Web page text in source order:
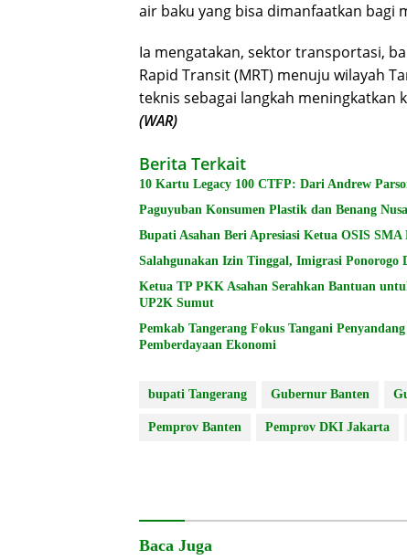
air baku yang bisa dimanfaatkan bagi
Ia mengatakan, sektor transportasi,
Rapid Transit (MRT) menuju wilayah
teknis sebagai langkah
(WAR)
Berita Terkait
10 Kartu Legacy 100 CTFP: Dari Andrew
Paguyuban Konsumen Plastik dan Benang
Bupati Asahan Beri Apresiasi Ketua OSIS
Salahgunakan Izin Tinggal, Imigrasi Ponorogo
Ketua TP PKK Asahan Serahkan Bantuan
UP2K Sumut
Pemkab Tangerang Fokus Tangani
Pemberdayaan Ekonomi
bupati Tangerang Gubernur Banten
Pemprov Banten Pemprov DKI Jakarta
Baca Juga